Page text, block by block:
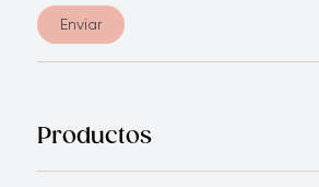
Enviar
Productos
Mas VendidosCocinaCuchillos